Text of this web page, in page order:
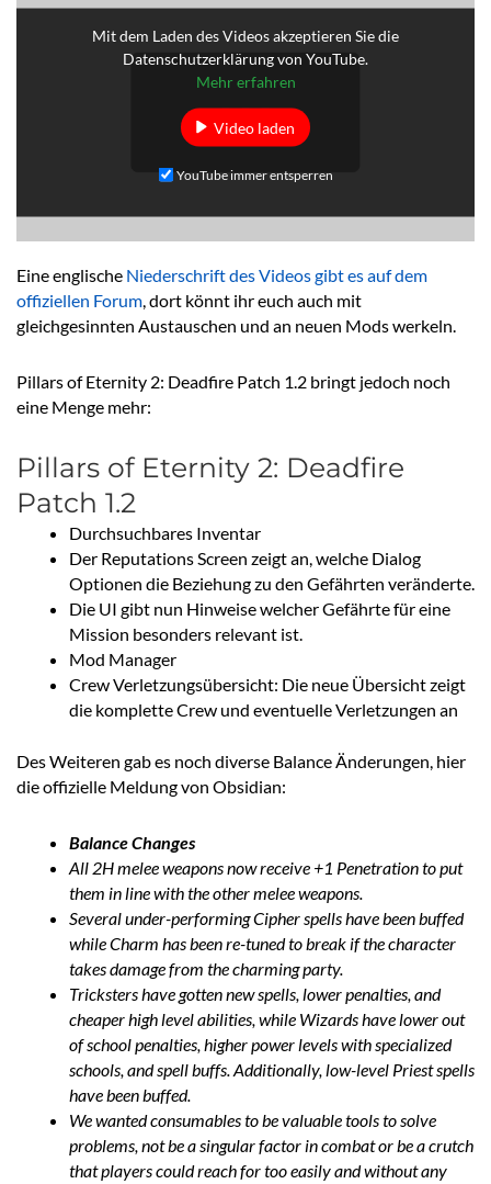
Mit dem Laden des Videos akzeptieren Sie die
Datenschutzerklärung von YouTube.
Mehr erfahren
Video laden
YouTube immer entsperren
Eine englische Niederschrift des Videos gibt es auf dem
offiziellen Forum, dort könnt ihr euch auch mit
gleichgesinnten Austauschen und an neuen Mods werkeln.
Pillars of Eternity 2: Deadfire Patch 1.2 bringt jedoch noch
eine Menge mehr:
Pillars of Eternity 2: Deadfire
Patch 1.2
Durchsuchbares Inventar
Der Reputations Screen zeigt an, welche Dialog
Optionen die Beziehung zu den Gefährten veränderte.
Die UI gibt nun Hinweise welcher Gefährte für eine
Mission besonders relevant ist.
Mod Manager
Crew Verletzungsübersicht: Die neue Übersicht zeigt
die komplette Crew und eventuelle Verletzungen an
Des Weiteren gab es noch diverse Balance Änderungen, hier
die offizielle Meldung von Obsidian:
Balance Changes
All 2H melee weapons now receive +1 Penetration to put
them in line with the other melee weapons.
Several under-performing Cipher spells have been buffed
while Charm has been re-tuned to break if the character
takes damage from the charming party.
Tricksters have gotten new spells, lower penalties, and
cheaper high level abilities, while Wizards have lower out
of school penalties, higher power levels with specialized
schools, and spell buffs. Additionally, low-level Priest spells
have been buffed.
We wanted consumables to be valuable tools to solve
problems, not be a singular factor in combat or be a crutch
that players could reach for too easily and without any